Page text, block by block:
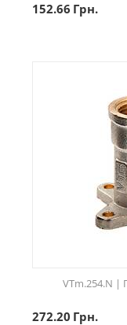
152.66 Грн.
VTm.254.N |
272.20 Грн.